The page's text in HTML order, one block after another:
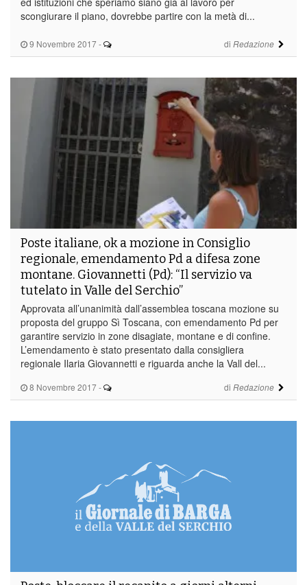
9 Novembre 2017 - di Redazione
scongiurare il piano, dovrebbe partire con la metà di...
8 Novembre 2017 - di Redazione
Poste italiane, ok a mozione in Consiglio
regionale, emendamento Pd a difesa zone
montane. Giovannetti (Pd): “Il servizio va
tutelato in Valle del Serchio”
Approvata all’unanimità dall’assemblea toscana mozione su
proposta del gruppo Sì Toscana, con emendamento Pd per
garantire servizio in zone disagiate, montane e di confine.
L’emendamento è stato presentato dalla consigliera
regionale Ilaria Giovannetti e riguarda anche la Vall del...